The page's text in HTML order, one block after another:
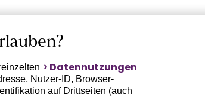
Datennutzungen
Nutzer-ID, Browser-
auf Drittseiten (auch